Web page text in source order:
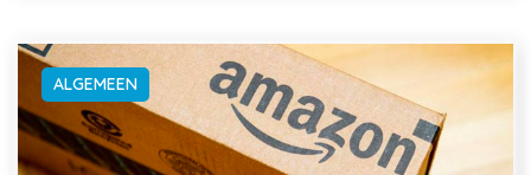
ALGEMEEN